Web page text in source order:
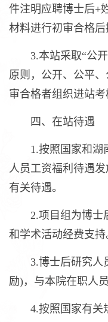
件注明应聘博士后+
材料进行初审合格后
3.本站采取“公开
原则，公开、公平
审合格者组织进站考
四、在站待遇
1.按照国家和湖
人员工资福利待遇
有关待遇。
2.项目组为博士
和学术活动经费支持
3.博士后研究人
励)，与本院在职人
4.按照国家有关